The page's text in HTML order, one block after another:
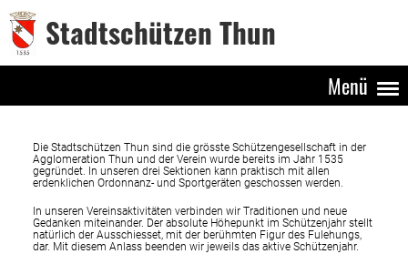
Stadtschützen Thun
Menü
Die Stadtschützen Thun sind die grösste Schützengesellschaft in der
Agglomeration Thun und der Verein wurde bereits im Jahr 1535
gegründet. In unseren drei Sektionen kann praktisch mit allen
erdenklichen Ordonnanz- und Sportgeräten geschossen werden.
In unseren Vereinsaktivitäten verbinden wir Traditionen und neue
Gedanken miteinander. Der absolute Höhepunkt im Schützenjahr stellt
natürlich der Ausschiesset, mit der berühmten Figur des Fulehungs,
dar. Mit diesem Anlass beenden wir jeweils das aktive Schützenjahr.